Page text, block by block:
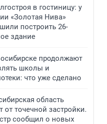
в гостиницу: у
«Золотая Нива»
построить 26-
здание
продолжают
школы и
что уже сделано
область
от точечной застройки.
сообщил о новых